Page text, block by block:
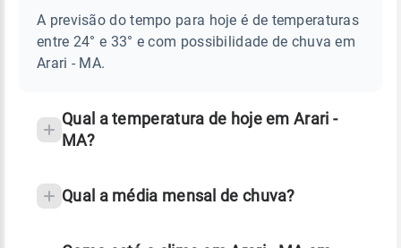
sobre
chuva
A previsão do tempo para hoje é de temperaturas
entre 24° e 33° e com possibilidade de chuva em
Arari - MA.
Qual a temperatura de hoje em Arari -
MA?
Qual a média mensal de chuva?